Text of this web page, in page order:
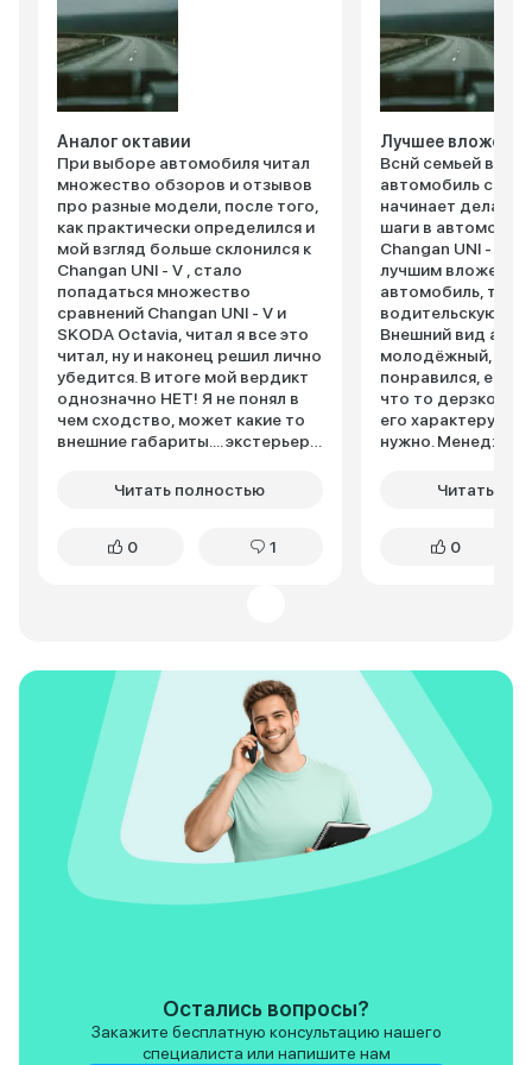
Аналог октавии
При выборе автомобиля читал
множество обзоров и отзывов
про разные модели, после того,
как практически определился и
мой взгляд больше склонился к
Changan UNI - V , стало
попадаться множество
сравнений Changan UNI - V и
SKODA Octavia, читал я все это
читал, ну и наконец решил лично
убедится. В итоге мой вердикт
однозначно НЕТ! Я не понял в
чем сходство, может какие то
внешние габариты.... экстерьеры
Oktavia это суровая классика,
автомобили тоже абсолютно
интерьера, то безусловно
Changan UNI - V явный
победитель, и опять за счёт
современных видений,
спортивных мотивов и
разнообразия приятных и очень
полезных функций, Oktavia до
таких современных технологий
ещё далеко, ну и самое
основное отличие этих двух
автомобилей это багажник,
уступает, нет даже
сокрушительно проигрывает,
чисто визуально багажник в ней
Читать полностью
0 1
Лучшее вложение
Вснй семьей
автомобиль сыну,
начинает делать
шаги в
Changan UNI - V,
лучшим вложение
автомобиль, так и
водительскую
Внешний вид
молодёжный,
понравился, есть
что то дерзкое и
его характеру
нужно. Менеджер
конечно мы
сказать,
дискомфорта,
тоже
автомобиль ,
спортивного
привлекло
копочка
, посое нажатия
определённой
вылезает
сравнении
подобное
Читать
0
Остались вопросы?
Закажите бесплатную консультацию нашего
специалиста или напишите нам